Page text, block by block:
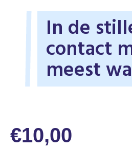
In de
contact
meest
€10,00